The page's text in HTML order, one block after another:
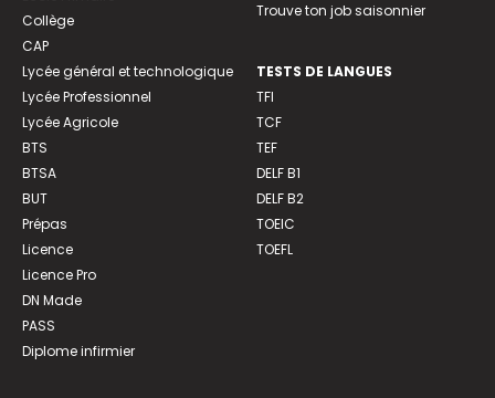
Collège
CAP
Lycée général et technologique
Lycée Professionnel
Lycée Agricole
BTS
BTSA
BUT
Prépas
Licence
Licence Pro
DN Made
PASS
Diplome infirmier
Trouve ton job saisonnier
TESTS DE LANGUES
TFI
TCF
TEF
DELF B1
DELF B2
TOEIC
TOEFL